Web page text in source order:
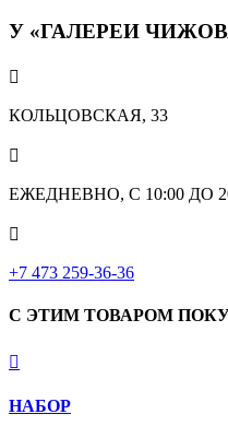
У «ГАЛЕРЕИ

КОЛЬЦОВСКАЯ, 33

ЕЖЕДНЕВНО, С 10:00 ДО

‎+7 473 259-36-36
С ЭТИМ ТОВАРОМ

НАБОР